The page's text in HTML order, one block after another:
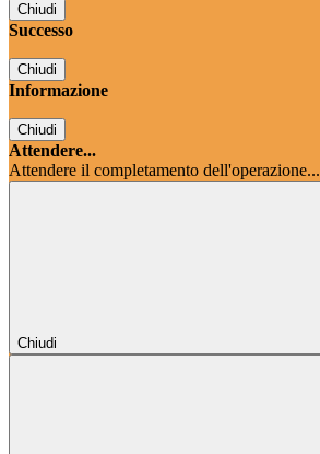
Chiudi
Successo
Chiudi
Informazione
Chiudi
Attendere...
Attendere il completamento dell'operazione...
Chiudi